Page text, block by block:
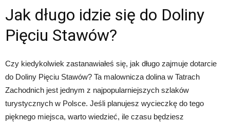
Jak długo idzie się do Doliny
Pięciu Stawów?
Czy kiedykolwiek zastanawiałeś się, jak długo zajmuje dotarcie
do Doliny Pięciu Stawów? Ta malownicza dolina w Tatrach
Zachodnich jest jednym z najpopularniejszych szlaków
turystycznych w Polsce. Jeśli planujesz wycieczkę do tego
pięknego miejsca, warto wiedzieć, ile czasu będziesz